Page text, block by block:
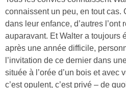
connaissent un peu, en tout cas.
dans leur enfance, d’autres
auparavant. Et Walter a
après une année difficile,
l’invitation de ce dernier dans
située à l’orée d’un bois et avec
c’est opulent, c’est privé – de